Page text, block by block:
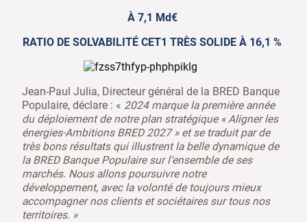
À 7,1 Md€
RATIO DE SOLVABILITÉ CET1 TRÈS SOLIDE À 16,1 %
Jean-Paul Julia, Directeur général de la BRED Banque
Populaire, déclare : « 2024 marque la première année
du déploiement de notre plan stratégique « Aligner les
énergies-Ambitions BRED 2027 » et se traduit par de
très bons résultats qui illustrent la belle dynamique de
la BRED Banque Populaire sur l’ensemble de ses
marchés. Nous allons poursuivre notre
développement, avec la volonté de toujours mieux
accompagner nos clients et sociétaires sur tous nos
territoires. »